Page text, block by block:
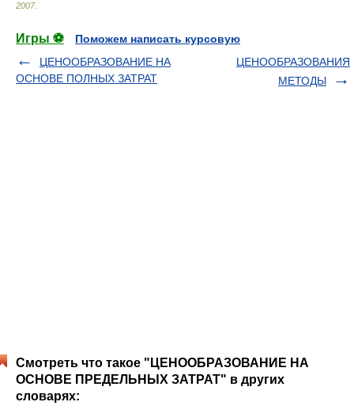
2007.
Игры ⚽
Поможем написать курсовую
ЦЕНООБРАЗОВАНИЕ НА
ОСНОВЕ ПОЛНЫХ ЗАТРАТ
ЦЕНООБРАЗОВАНИЯ
МЕТОДЫ
Смотреть что такое "ЦЕНООБРАЗОВАНИЕ НА
ОСНОВЕ ПРЕДЕЛЬНЫХ ЗАТРАТ" в других
словарях: